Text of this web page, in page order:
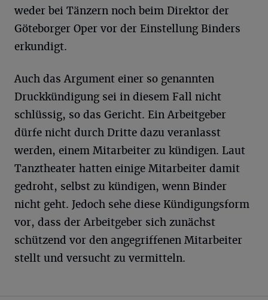
weder bei Tänzern noch beim Direktor der
Göteborger Oper vor der Einstellung Binders
erkundigt.
Auch das Argument einer so genannten
Druckkündigung sei in diesem Fall nicht
schlüssig, so das Gericht. Ein Arbeitgeber
dürfe nicht durch Dritte dazu veranlasst
werden, einem Mitarbeiter zu kündigen. Laut
Tanztheater hatten einige Mitarbeiter damit
gedroht, selbst zu kündigen, wenn Binder
nicht geht. Jedoch sehe diese Kündigungsform
vor, dass der Arbeitgeber sich zunächst
schützend vor den angegriffenen Mitarbeiter
stellt und versucht zu vermitteln.